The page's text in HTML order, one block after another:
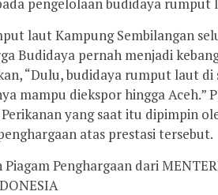
laut Kampung Sembilangan
Budidaya pernah menjadi
“Dulu, budidaya rumput laut di
mampu diekspor hingga Aceh.”
yang saat itu dipimpin
atas prestasi tersebut.
Penghargaan dari